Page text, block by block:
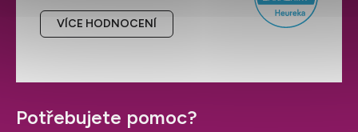
VÍCE HODNOCENÍ
Potřebujete pomoc?